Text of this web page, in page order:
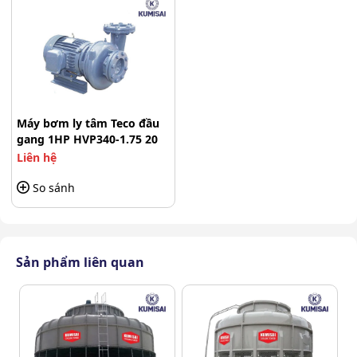
Máy trang bị dòng motor Teco chính hãng, sở hữu khả
năng vận hành mạnh mẽ và bền bỉ. Động cơ được thiết
kế với tiêu chuẩn quốc tế, hoạt động ổn định và tạo ra
độ ồn thấp, phù hợp cho những môi trường cần máy
chạy êm ái và yên tĩnh.
Máy bơm ly tâm Teco đầu
gang 1HP HVP340-1.75 20
Liên hệ
So sánh
Sản phẩm liên quan